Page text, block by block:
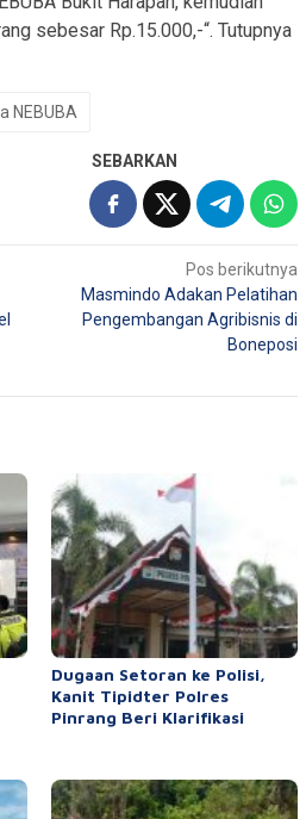
sebesar Rp.15.000,-“. Tutupnya
NEBUBA
SEBARKAN
Pos berikutnya
Masmindo Adakan Pelatihan
Pengembangan Agribisnis di
Boneposi
Dugaan Setoran ke Polisi,
Kanit Tipidter Polres
Pinrang Beri Klarifikasi